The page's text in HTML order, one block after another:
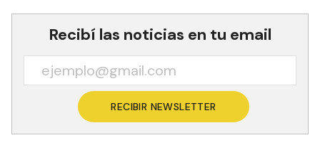
Recibí las noticias en tu email
RECIBIR NEWSLETTER